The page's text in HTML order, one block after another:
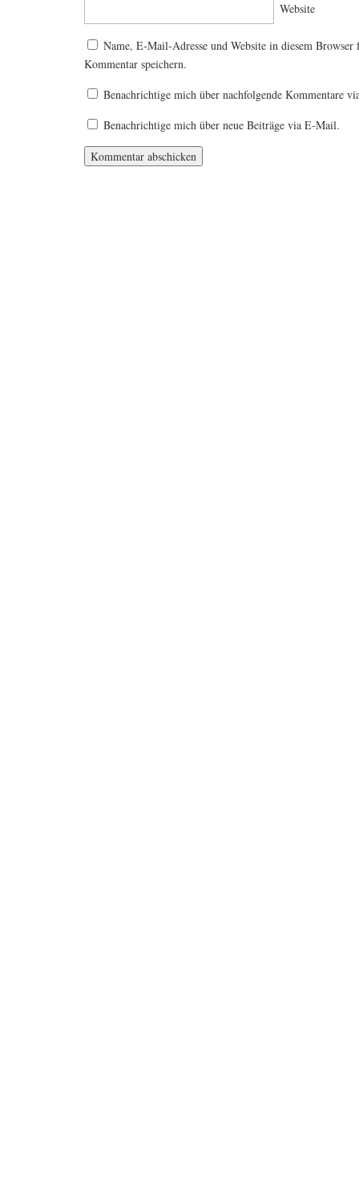
Website
Name, E-Mail-Adresse und Website in diesem Browser
Kommentar speichern.
Benachrichtige mich über nachfolgende Kommentare
Benachrichtige mich über neue Beiträge via E-Mail.